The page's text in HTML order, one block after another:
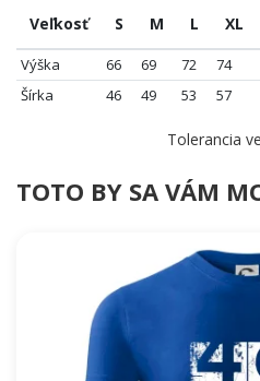
Veľkosť S M L XL
Výška 66 69 72 74
Šírka
46 49 53 57
Tolerancia
TOTO BY SA VÁM